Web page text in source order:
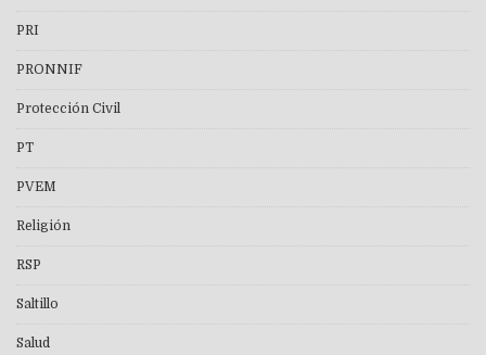
PRI
PRONNIF
Protección Civil
PT
PVEM
Religión
RSP
Saltillo
Salud